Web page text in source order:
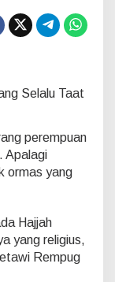
Selalu Taat
perempuan
Apalagi
ormas yang
Hajjah
yang religius,
Rempug